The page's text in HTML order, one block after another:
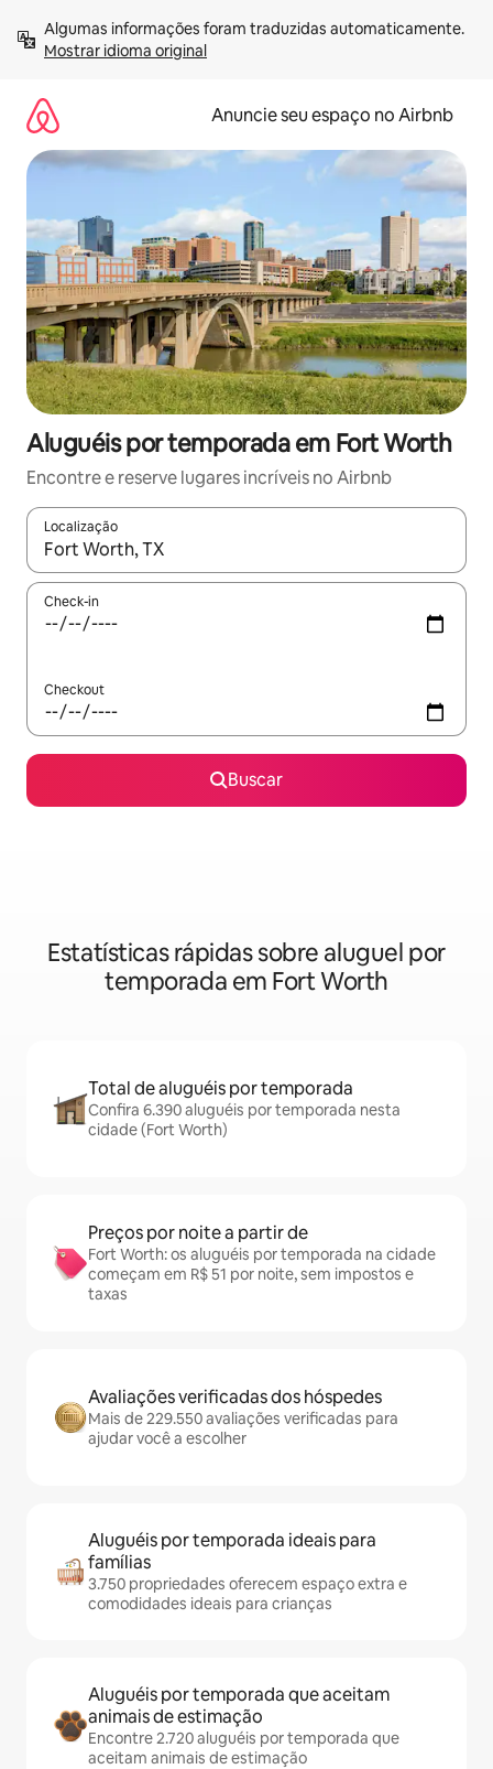
para
Mostrar idioma original
Anuncie seu espaço no Airbnb
Aluguéis por temporada em Fort Worth
Encontre e reserve lugares incríveis no Airbnb
Localização
Quando os resultados estiverem disponíveis, explore-os
Check-in
Checkout
Buscar
Estatísticas rápidas sobre aluguel por
temporada em Fort Worth
Total de aluguéis por temporada
Confira 6.390 aluguéis por temporada nesta
cidade (Fort Worth)
Preços por noite a partir de
Fort Worth: os aluguéis por temporada na cidade
começam em R$ 51 por noite, sem impostos e
taxas
Avaliações verificadas dos hóspedes
Mais de 229.550 avaliações verificadas para
ajudar você a escolher
Aluguéis por temporada ideais para
famílias
3.750 propriedades oferecem espaço extra e
comodidades ideais para crianças
Aluguéis por temporada que aceitam
animais de estimação
Encontre 2.720 aluguéis por temporada que
aceitam animais de estimação